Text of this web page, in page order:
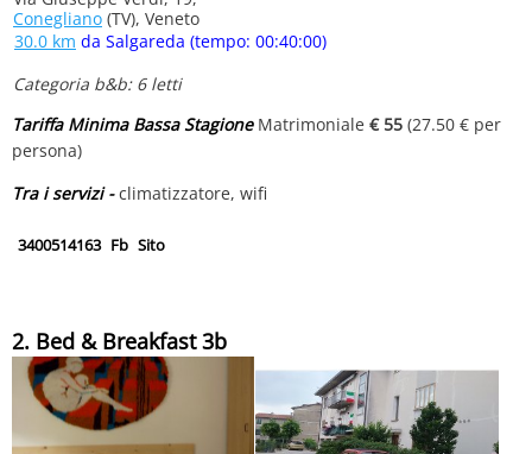
Conegliano (TV), Veneto
30.0 km da Salgareda (tempo: 00:40:00)
Categoria b&b: 6 letti
Tariffa Minima Bassa StagioneMatrimoniale € 55 (27.50 € per
persona)
Tra i servizi -climatizzatore, wifi
3400514163 Fb Sito
2. Bed & Breakfast 3b